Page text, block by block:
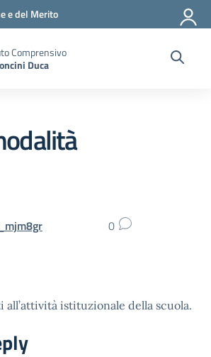
e del Merito
Comprensivo
Duca
0
istituzionale della scuola.